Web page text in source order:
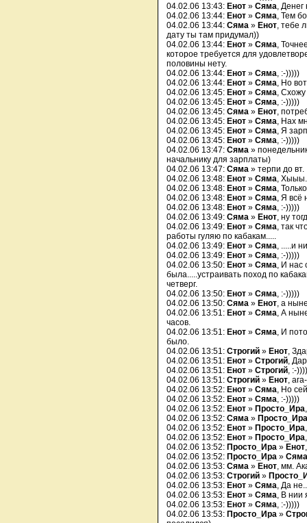
04.02.06 13:43: Енот » Сяма, Денег
04.02.06 13:44: Енот » Сяма, Тем
04.02.06 13:44: Сяма » Енот, тебе
дату ты там придумал))
04.02.06 13:44: Енот » Сяма,
которое требуется для
половины нету.
04.02.06 13:44: Енот » Сяма, :-)))))
04.02.06 13:44: Енот » Сяма, Но
04.02.06 13:45: Енот » Сяма,
04.02.06 13:45: Енот » Сяма, :-)))))
04.02.06 13:45: Сяма » Енот,
04.02.06 13:45: Енот » Сяма, Нах
04.02.06 13:45: Енот » Сяма, Я
04.02.06 13:45: Енот » Сяма, :-)))))
04.02.06 13:47: Сяма »
начальнику для зарплаты)
04.02.06 13:47: Сяма » терпи до вт.
04.02.06 13:48: Енот » Сяма,
04.02.06 13:48: Енот » Сяма,
04.02.06 13:48: Енот » Сяма, Я всё
04.02.06 13:48: Енот » Сяма, :-)))))
04.02.06 13:49: Сяма » Енот, ну
04.02.06 13:49: Енот » Сяма, так
работы гуляю по кабакам.....
04.02.06 13:49: Енот » Сяма, .....и
04.02.06 13:49: Енот » Сяма, :-)))))
04.02.06 13:50: Енот » Сяма, И нас
была.....устраивать поход по
четверг.
04.02.06 13:50: Енот » Сяма, :-)))))
04.02.06 13:50: Сяма » Енот, а
04.02.06 13:51: Енот » Сяма, А
часов.
04.02.06 13:51: Енот » Сяма, И
было.
04.02.06 13:51: Строгий » Енот,
04.02.06 13:51: Енот » Строгий,
04.02.06 13:51: Енот » Строгий, :-
04.02.06 13:51: Строгий » Енот,
04.02.06 13:52: Енот » Сяма, Но
04.02.06 13:52: Енот » Сяма, :-)))))
04.02.06 13:52: Енот » Просто_Ира
04.02.06 13:52: Сяма » Просто_Ира
04.02.06 13:52: Енот » Просто_Ира
04.02.06 13:52: Енот » Просто_Ира
04.02.06 13:52: Просто_Ира » Енот
04.02.06 13:52: Просто_Ира » Сяма
04.02.06 13:53: Сяма » Енот, мм.
04.02.06 13:53: Строгий »
04.02.06 13:53: Енот » Сяма, Да
04.02.06 13:53: Енот » Сяма, В нии
04.02.06 13:53: Енот » Сяма, :-)))))
04.02.06 13:53: Просто_Ира »